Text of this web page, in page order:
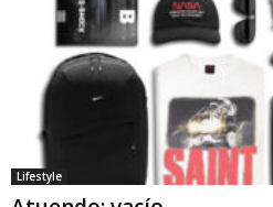
Lifestyle